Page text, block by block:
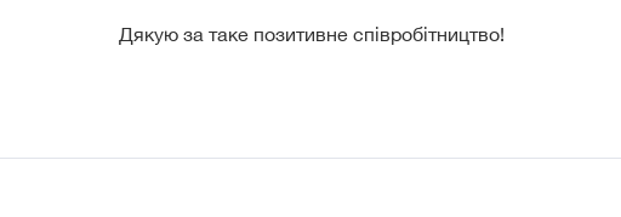
Дякую за таке позитивне співробітництво!